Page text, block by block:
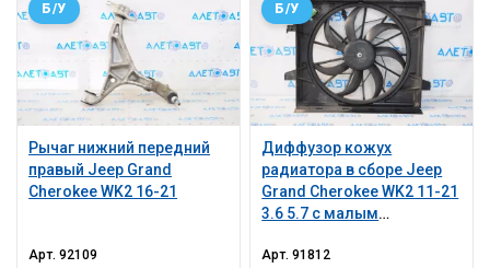
Рычаг нижний передний
правый Jeep Grand
Cherokee WK2 16-21
Б/У
Арт.92109
Диффузор кожух
радиатора в сборе Jeep
Grand Cherokee WK2 11-21
3.6 5.7 с малым
Б/У
Арт.91812